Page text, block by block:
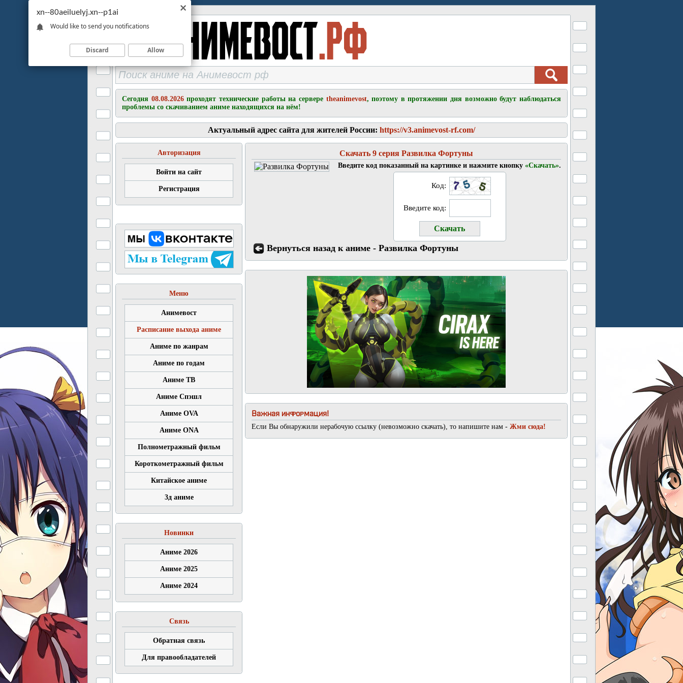
Сегодня 08.08.2026проходят технические работы на сервере theanimevost, поэтому в протяжении дня возможно будут наблюдаться
проблемы со скачиванием аниме находящихся на нём!
Актуальный адрес сайта для жителей России: https://v3.animevost-rf.com/
Авторизация
Войти на сайт
Регистрация
Меню
Анимевост
Расписание выхода аниме
Аниме по жанрам
Аниме по годам
Аниме ТВ
Аниме Спэшл
Аниме OVA
Аниме ONA
Полнометражный фильм
Короткометражный фильм
Китайское аниме
3д аниме
Новинки
Аниме 2026
Аниме 2025
Аниме 2024
Связь
Обратная связь
Для правообладателей
Скачать 9 серия Развилка Фортуны
Введите код показанный на картинке и нажмите кнопку «Скачать».
Код:
Введите код:
Вернуться назад к аниме - Развилка Фортуны
Важная информация!
Если Вы обнаружили нерабочую ссылку (невозможно скачать), то напишите нам - Жми сюда!
xn--80aeiluelyj.xn--p1ai
Would like to send you notifications
Discard Allow